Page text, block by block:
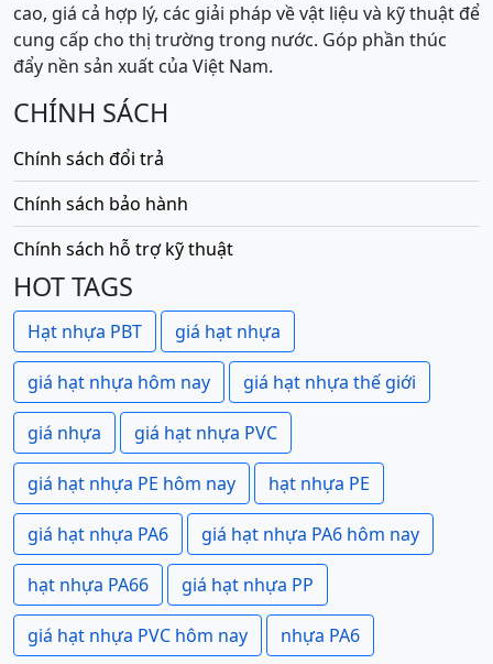
cao, giá cả hợp lý, các giải pháp về vật liệu và kỹ thuật để
cung cấp cho thị trường trong nước. Góp phần thúc
đẩy nền sản xuất của Việt Nam.
CHÍNH SÁCH
Chính sách đổi trả
Chính sách bảo hành
Chính sách hỗ trợ kỹ thuật
HOT TAGS
Hạt nhựa PBT giá hạt nhựa
giá hạt nhựa hôm nay giá hạt nhựa thế giới
giá nhựa giá hạt nhựa PVC
giá hạt nhựa PE hôm nay hạt nhựa PE
giá hạt nhựa PA6 giá hạt nhựa PA6 hôm nay
hạt nhựa PA66 giá hạt nhựa PP
giá hạt nhựa PVC hôm nay nhựa PA6